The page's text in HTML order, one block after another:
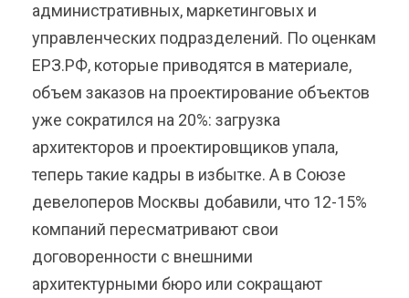
административных, маркетинговых и
управленческих подразделений. По оценкам
ЕРЗ.РФ, которые приводятся в материале,
объем заказов на проектирование объектов
уже сократился на 20%: загрузка
архитекторов и проектировщиков упала,
теперь такие кадры в избытке. А в Союзе
девелоперов Москвы добавили, что 12-15%
компаний пересматривают свои
договоренности с внешними
архитектурными бюро или сокращают